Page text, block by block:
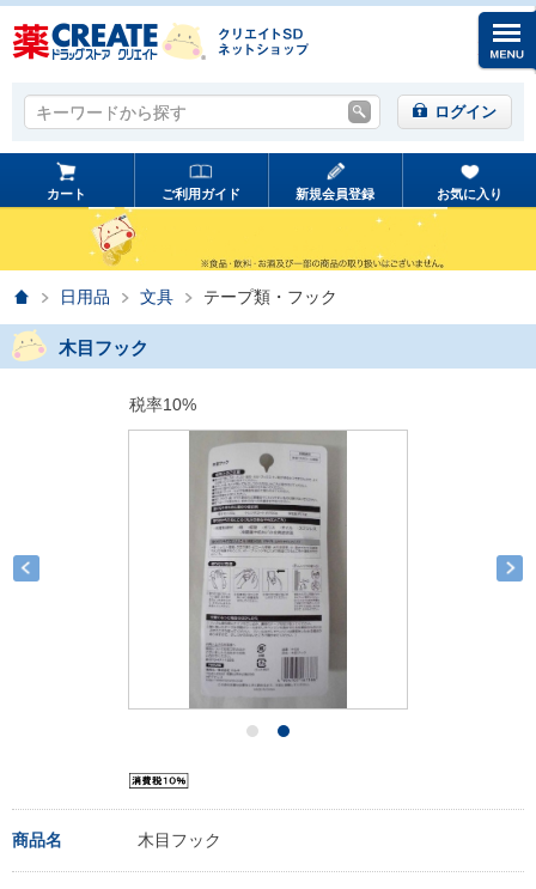
キーワードから探す
キーワードから探す ログイン
カート ご利用ガイド 新規会員登録 お気に入り
ホーム日用品 文具 テープ類・フック
木目フック
税率10%
商品名 木目フック